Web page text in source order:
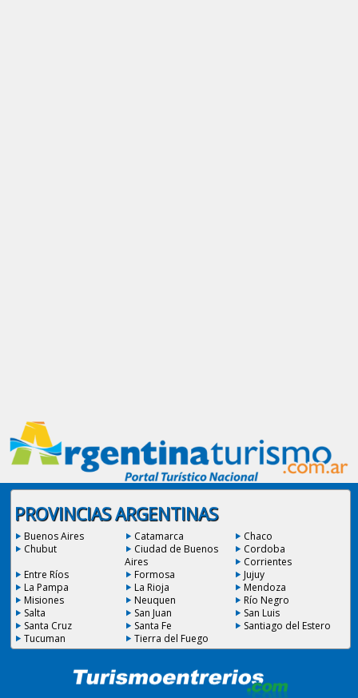
PROVINCIAS ARGENTINAS
Buenos Aires Catamarca
Chaco
Chubut
Ciudad de Buenos
Aires
Cordoba
Corrientes
Entre Ríos
Formosa
Jujuy
La Pampa
La Rioja
Mendoza
Misiones
Neuquen
Río Negro
Salta
San Juan
San Luis
Santa Cruz
Santa Fe
Santiago del Estero
Tucuman
Tierra del Fuego